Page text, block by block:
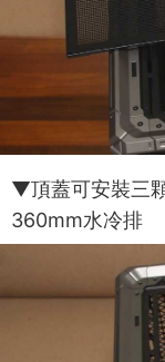
▼頂蓋可安裝三
360mm水冷排